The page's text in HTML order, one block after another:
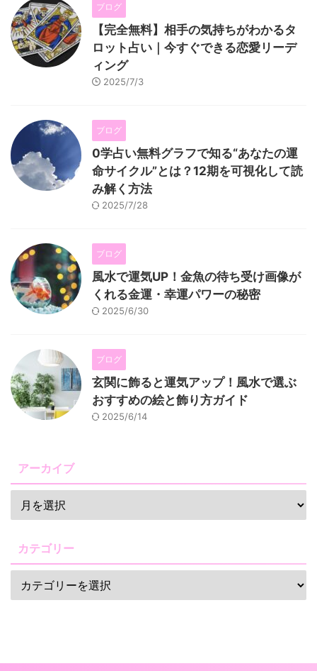
ブログ
【完全無料】相手の気持ちがわかるタ
ロット占い｜今すぐできる恋愛リーデ
ィング
2025/7/3
ブログ
0学占い無料グラフで知る“あなたの運
命サイクル”とは？12期を可視化して読
み解く方法
2025/7/28
ブログ
風水で運気UP！金魚の待ち受け画像が
くれる金運・幸運パワーの秘密
2025/6/30
ブログ
玄関に飾ると運気アップ！風水で選ぶ
おすすめの絵と飾り方ガイド
2025/6/14
アーカイブ
カテゴリー